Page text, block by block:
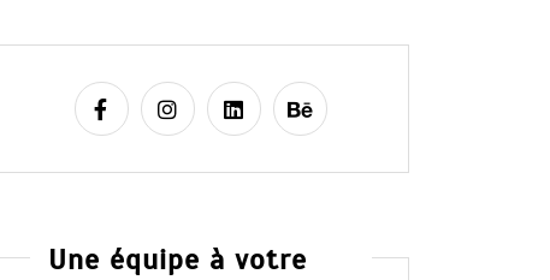
Une équipe à votre